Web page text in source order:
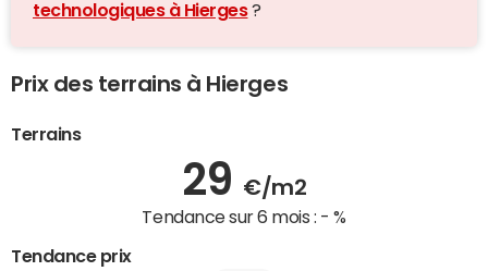
technologiques à Hierges?
Prix des terrains à Hierges
Terrains
29 €/m2
Tendance sur 6 mois : - %
Tendance prix